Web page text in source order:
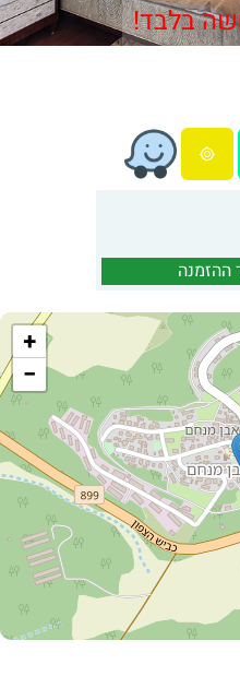
בלבד!
ההזמנה
+
−